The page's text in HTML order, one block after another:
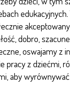
dobro,
oswajamy z
pracy z dziećmi,
aby